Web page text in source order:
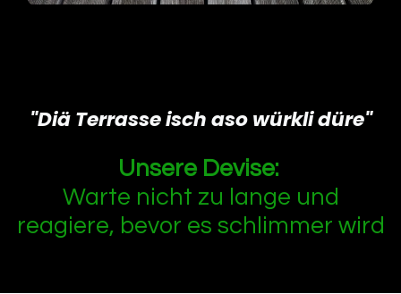
"Diä Terrasse isch aso würkli düre"
Unsere Devise:
Warte nicht zu lange und
reagiere, bevor es schlimmer wird